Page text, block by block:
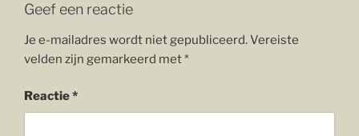
Geef een reactie
Je e-mailadres wordt niet gepubliceerd.Vereiste
velden zijn gemarkeerd met*
Reactie*